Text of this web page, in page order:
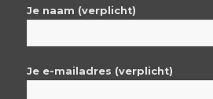
Je naam (verplicht)
Je e-mailadres (verplicht)